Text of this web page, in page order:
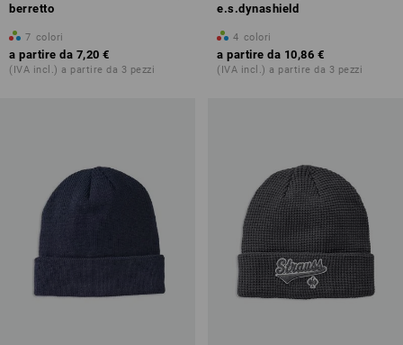
berretto
7 colori
a partire da 7,20 €
(IVA incl.) a partire da 3 pezzi
e.s.dynashield
4 colori
a partire da 10,86 €
(IVA incl.) a partire da 3 pezzi